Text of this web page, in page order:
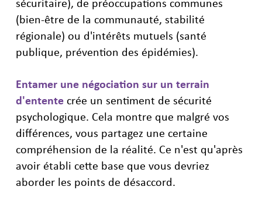
(bien-être de la communauté, stabilité
régionale) ou d'intérêts mutuels (santé
publique, prévention des épidémies).
Entamer une négociation sur un terrain
d'ententecrée un sentiment de sécurité
psychologique. Cela montre que malgré vos
différences, vous partagez une certaine
compréhension de la réalité. Ce n'est qu'après
avoir établi cette base que vous devriez
aborder les points de désaccord.